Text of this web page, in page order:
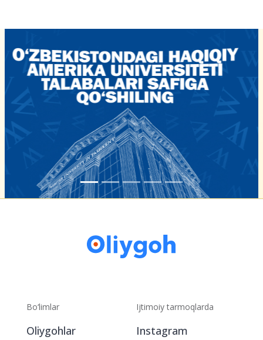
Bo‘limlar
Oliygohlar
Ijtimoiy tarmoqlarda
Instagram